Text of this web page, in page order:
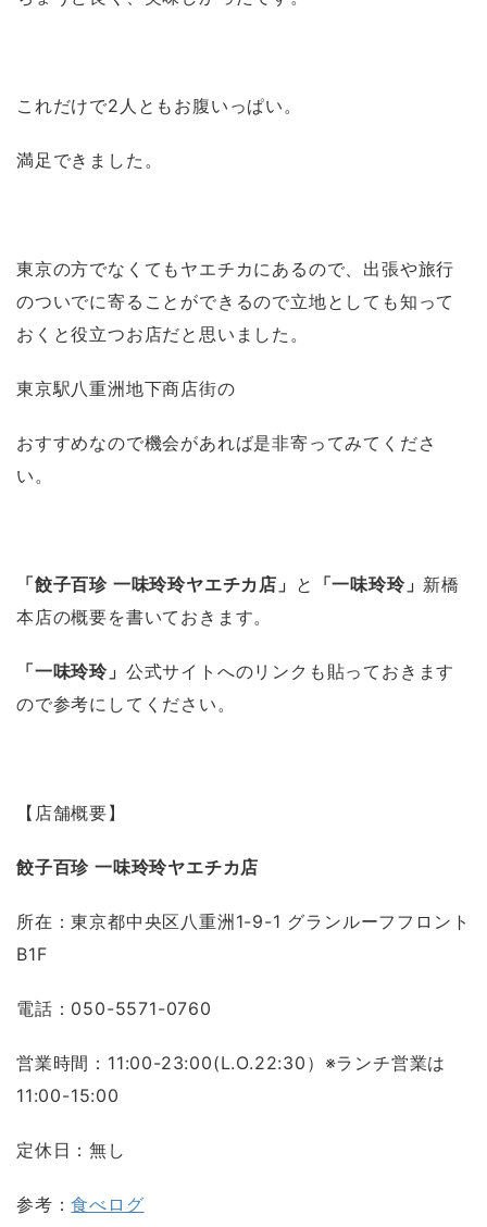
これだけで2人ともお腹いっぱい。
満足できました。
東京の方でなくてもヤエチカにあるので、出張や旅行
のついでに寄ることができるので立地としても知って
おくと役立つお店だと思いました。
東京駅八重洲地下商店街の
おすすめなので機会があれば是非寄ってみてくださ
い。
「餃子百珍 一味玲玲ヤエチカ店」 と 「一味玲玲」 新橋
本店の概要を書いておきます。
「一味玲玲」 公式サイトへのリンクも貼っておきます
ので参考にしてください。
【店舗概要】
餃子百珍 一味玲玲ヤエチカ店
所在：東京都中央区八重洲1-9-1 グランルーフフロント
B1F
電話：050-5571-0760
営業時間：11:00-23:00(L.O.22:30）※ランチ営業は
11:00-15:00
定休日：無し
参考：食べログ